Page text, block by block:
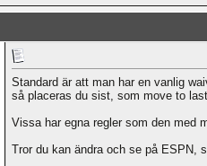
Standard är att man har en vanlig
så placeras du sist, som move to
Vissa har egna regler som den med
Tror du kan ändra och se på ESPN,